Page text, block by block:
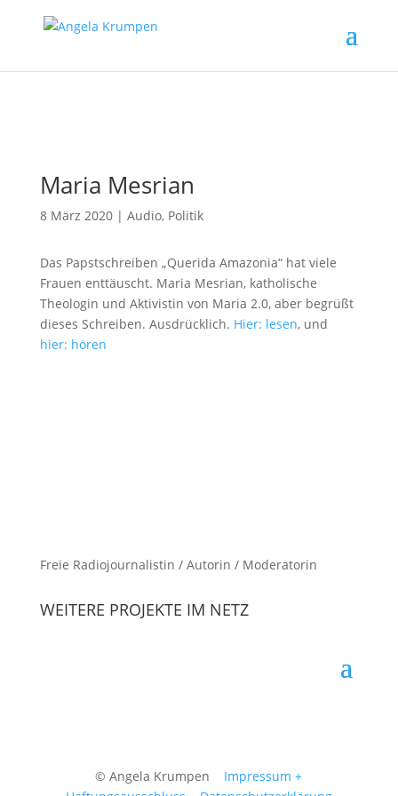
Maria Mesrian
8 März 2020| Audio, Politik
Das Papstschreiben „Querida Amazonia“ hat viele
Frauen enttäuscht. Maria Mesrian, katholische
Theologin und Aktivistin von Maria 2.0, aber begrüßt
dieses Schreiben. Ausdrücklich. Hier: lesen, und
hier: hören
Freie Radiojournalistin / Autorin / Moderatorin
WEITERE PROJEKTE IM NETZ
© Angela Krumpen Impressum +